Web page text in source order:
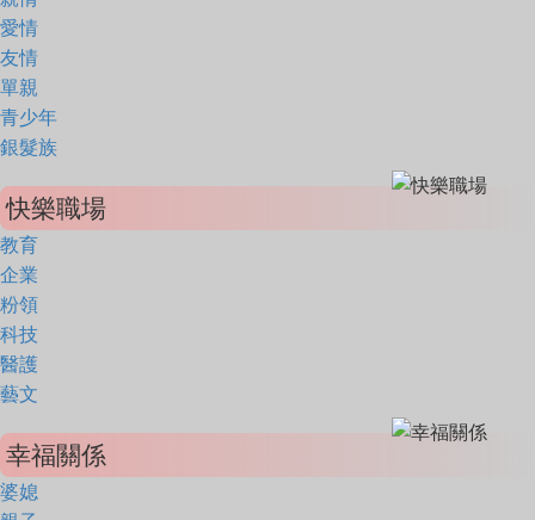
愛情
友情
單親
青少年
銀髮族
快樂職場
教育
企業
粉領
科技
醫護
藝文
幸福關係
婆媳